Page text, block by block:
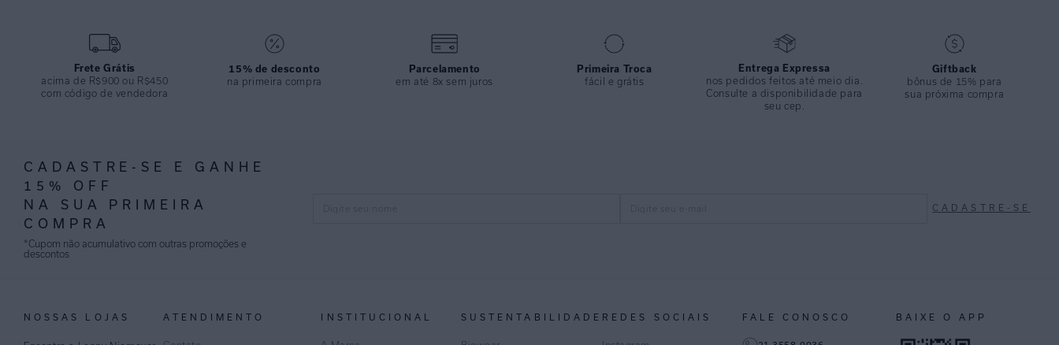
Frete Grátis
acima de R$900 ou R$450
com código de vendedora
15% de desconto
na primeira compra
Parcelamento
em até 8x sem juros
Primeira Troca
fácil e grátis
Entrega Expressa
nos pedidos feitos até meio dia.
Consulte a disponibilidade para
seu cep.
Giftback
bônus de 15% para
sua próxima compra
CADASTRE-SE E GANHE
15% OFF
NA SUA PRIMEIRA
COMPRA
*Cupom não acumulativo com outras promoções e
descontos
CADASTRE-SE
NOSSAS LOJAS ATENDIMENTO INSTITUCIONAL SUSTENTABILIDADE REDES SOCIAIS FALE CONOSCO BAIXE O APP